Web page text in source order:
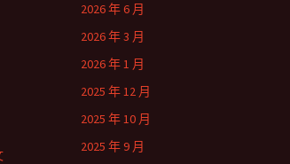
2026 年 6 月
2026 年 3 月
2026 年 1 月
2025 年 12 月
2025 年 10 月
2025 年 9 月